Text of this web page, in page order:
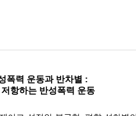
폭력 운동과 반차별 :
항하는 반성폭력 운동